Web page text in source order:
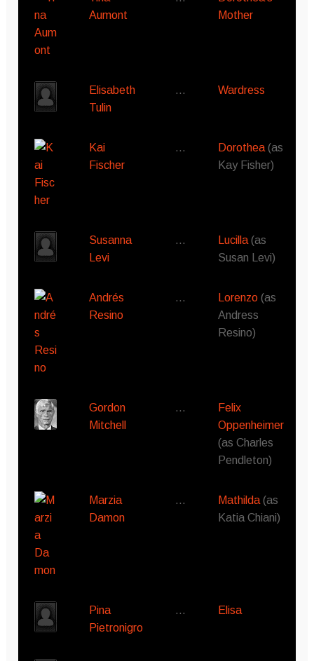
Aumont
Mother
Elisabeth
Tulin
… Wardress
Kai
Fischer
… Dorothea(as
Kay Fisher)
Susanna
Levi
… Lucilla(as
Susan Levi)
Andrés
Resino
… Lorenzo(as
Andress
Resino)
Gordon
Mitchell
…
Felix
Oppenheimer
(as Charles
Pendleton)
Marzia
Damon
… Mathilda(as
Katia Chiani)
Pina
Pietronigro
… Elisa